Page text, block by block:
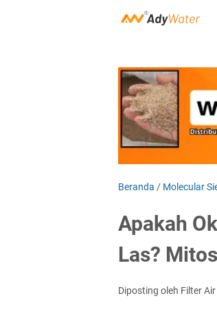
Beranda / Molecular
Apakah
Las?
Diposting oleh Filter